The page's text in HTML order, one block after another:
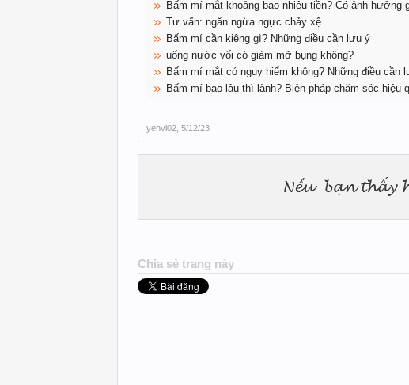
Bấm mí mắt khoảng bao nhiêu tiền? Có ảnh hưởng
Tư vấn: ngăn ngừa ngực chảy xệ
Bấm mí cần kiêng gì? Những điều cần lưu ý
uống nước vối có giảm mỡ bụng không?
Bấm mí mắt có nguy hiểm không? Những điều cần
Bấm mí bao lâu thì lành? Biện pháp chăm sóc hiệu
yenvi02 5/12/23
Chia sẻ trang này